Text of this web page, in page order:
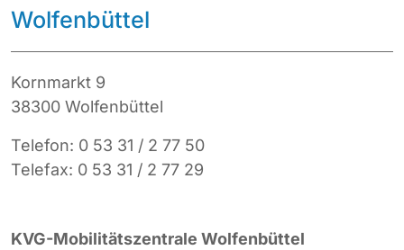
Wolfenbüttel
Kornmarkt 9
38300 Wolfenbüttel
Telefon: 0 53 31 / 2 77 50
Telefax: 0 53 31 / 2 77 29
KVG-Mobilitätszentrale Wolfenbüttel